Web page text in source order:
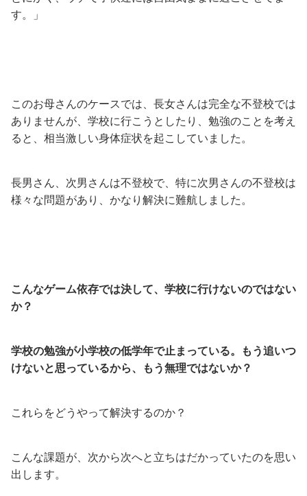
す。」
このお母さんのケースでは、長女さんは完全な不登校では
ありませんが、学校に行こうとしたり、勉強のことを考え
ると、相当激しい身体症状を起こしていました。
長男さん、次男さんは不登校で、特に次男さんの不登校は
様々な問題があり、かなり解決に難航しました。
こんなゲーム依存では決して、学校に行けないのではない
か？
学校の勉強が小学校の低学年で止まっている。もう追いつ
けないと思っているから、もう無理ではないか？
これらをどうやって解決するのか？
こんな課題が、次から次へと立ちはだかっていたのを思い
出します。